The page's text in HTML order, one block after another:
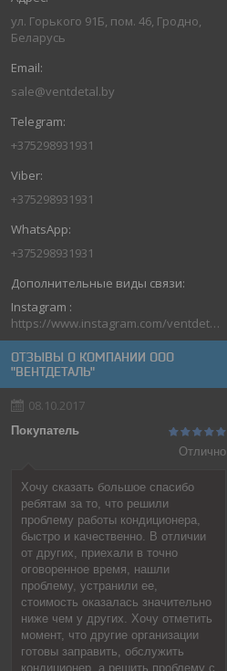
ул. Горького 91Б, пом. 46, Гродно,
Беларусь
sale@ventdetal.by
+375298931931
+375298931931
+375298931931
Instagram
https://www.instagram.com/ventdetal_grodno/
ОТЗЫВЫ О КОМПАНИИ ООО
"ВЕНТДЕТАЛЬ"
08.10.2017
Покупатель
Отлично
Хочу сказать большое спасибо
ребятам за то, что решили
проблему работы кондиционера,
быстро и качественно. В отличии
от других, приехали в точно
оговоренное время, нашли
проблему, устранили ее,
стоимость оказалась значительно
ниже чем у других. Хочу отметить
момент, что другие организации
готовы заправить, обслужить
кондиционер, а решить проблему с